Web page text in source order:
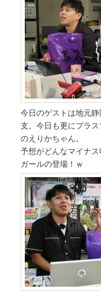
今日のゲストは地元
支。今日も更にプラ
のえりかちゃん。
予想がどんなマイナ
ガールの登場！ｗ